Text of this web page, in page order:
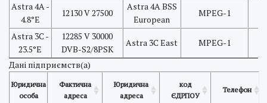
Astra 4A -
4.8°E
12130 V 27500
Astra 4A BSS
European
MPEG-1
Astra 3C -
23.5°E
12285 V 30000
DVB-S2/8PSK
Astra 3C East
MPEG-1
Дані підприємств(а)
Юридична
особа
Фактична
адреса
Юридична
адреса
код
ЄДРПОУ
Телефон